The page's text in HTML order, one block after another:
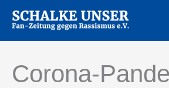
Inhalt
springen
Corona-